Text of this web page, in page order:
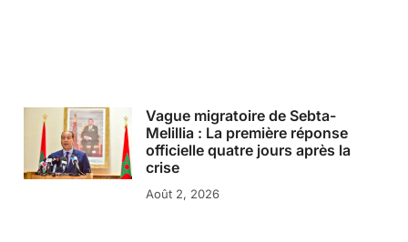
Vague migratoire de Sebta-
Melillia : La première réponse
officielle quatre jours après la
crise
Août 2, 2026